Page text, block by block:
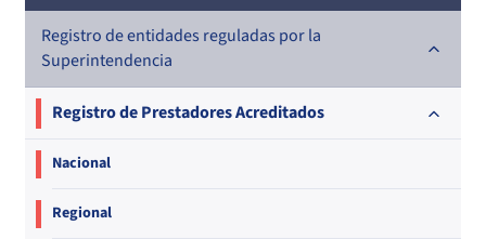
Registro de entidades reguladas por la
Superintendencia
Registro de Prestadores Acreditados
Nacional
Regional